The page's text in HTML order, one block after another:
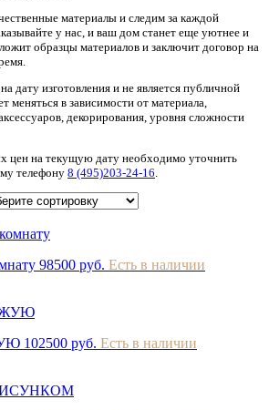
материалы и следим за каждой
у нас, и ваш дом станет еще уютнее и
образцы материалов и заключит договор на
дату изготовления и не является публичной
в зависимости от материала,
декорирования, уровня сложности
цен на текущую дату необходимо уточнить
телефону 8 (495)203-24-16
98500 руб. Есть в наличии
102500 руб. Есть в наличии